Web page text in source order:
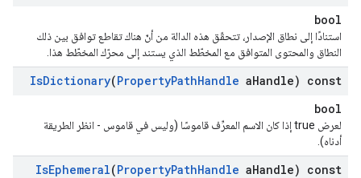
bool
استنادًا إلى نطاق الإصدار، تتحقّق هذه الدالة من أنّ هناك تقاطع توافق بين ذلك
النطاق والمحتوى المتوافق مع المخطّط الذي يستند إلى محرّك المخطّط هذا.
IsDictionary(PropertyPathHandle aHandle) const
bool
لعرض true إذا كان الاسم المعرِّف قاموسًا (وليس في قاموس - انظر الطريقة
أدناه).
IsEphemeral(PropertyPathHandle aHandle) const